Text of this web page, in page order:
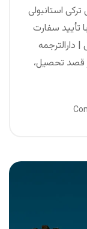
ترکی استانبولی
تأیید سفارت
| دارالترجمه
قصد تحصیل،